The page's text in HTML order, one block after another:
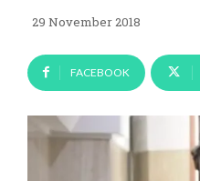
29 November 2018
FACEBOOK